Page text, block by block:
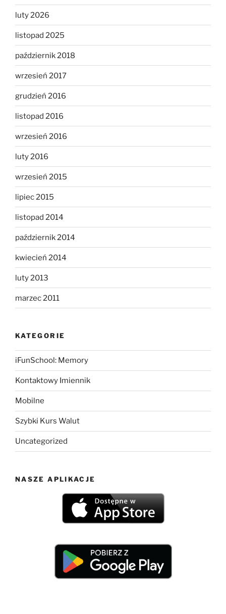
luty 2026
listopad 2025
październik 2018
wrzesień 2017
grudzień 2016
listopad 2016
wrzesień 2016
luty 2016
wrzesień 2015
lipiec 2015
listopad 2014
październik 2014
kwiecień 2014
luty 2013
marzec 2011
KATEGORIE
iFunSchool: Memory
Kontaktowy Imiennik
Mobilne
Szybki Kurs Walut
Uncategorized
NASZE APLIKACJE